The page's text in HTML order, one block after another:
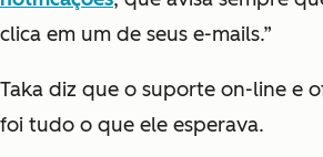
clica em um de seus e-mails.”
Taka diz que o suporte on-line e
foi tudo o que ele esperava.